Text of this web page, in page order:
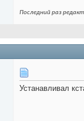
Последний раз
Устанавливал